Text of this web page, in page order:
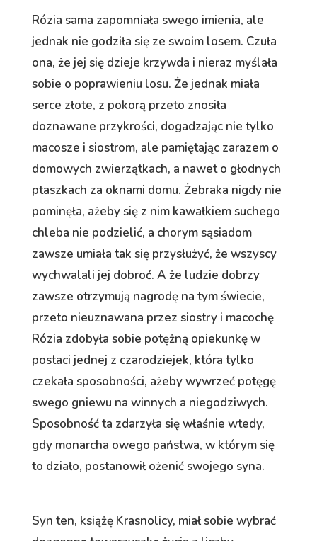
Rózia sama zapomniała swego imienia, ale
jednak nie godziła się ze swoim losem. Czuła
ona, że jej się dzieje krzywda i nieraz myślała
sobie o poprawieniu losu. Że jednak miała
serce złote, z pokorą przeto znosiła
doznawane przykrości, dogadzając nie tylko
macosze i siostrom, ale pamiętając zarazem o
domowych zwierzątkach, a nawet o głodnych
ptaszkach za oknami domu. Żebraka nigdy nie
pominęła, ażeby się z nim kawałkiem suchego
chleba nie podzielić, a chorym sąsiadom
zawsze umiała tak się przysłużyć, że wszyscy
wychwalali jej dobroć. A że ludzie dobrzy
zawsze otrzymują nagrodę na tym świecie,
przeto nieuznawana przez siostry i macochę
Rózia zdobyła sobie potężną opiekunkę w
postaci jednej z czarodziejek, która tylko
czekała sposobności, ażeby wywrzeć potęgę
swego gniewu na winnych a niegodziwych.
Sposobność ta zdarzyła się właśnie wtedy,
gdy monarcha owego państwa, w którym się
to działo, postanowił ożenić swojego syna.
Syn ten, książę Krasnolicy, miał sobie wybrać